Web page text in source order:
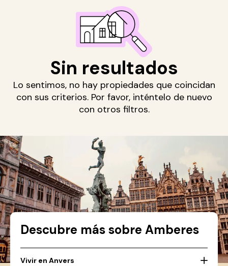
Sin resultados
Lo sentimos, no hay propiedades que coincidan
con sus criterios. Por favor, inténtelo de nuevo
con otros filtros.
Descubre más sobre Amberes
Vivir en Anvers